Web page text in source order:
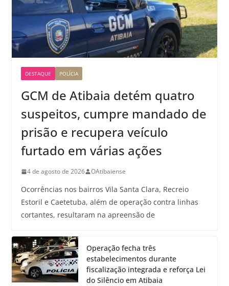
DESTAQUE POLÍCIA
GCM de Atibaia detém quatro
suspeitos, cumpre mandado de
prisão e recupera veículo
furtado em várias ações
4 de agosto de 2026 OAtibaiense
Ocorrências nos bairros Vila Santa Clara, Recreio
Estoril e Caetetuba, além de operação contra linhas
cortantes, resultaram na apreensão de
Operação fecha três
estabelecimentos durante
fiscalização integrada e reforça Lei
do Silêncio em Atibaia